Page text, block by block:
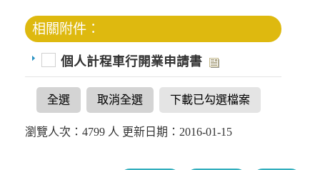
相關附件：
個人計程車行開業申請書
全選 取消全選 下載已勾選檔案
瀏覽人次：4799 人 更新日期：2016-01-15